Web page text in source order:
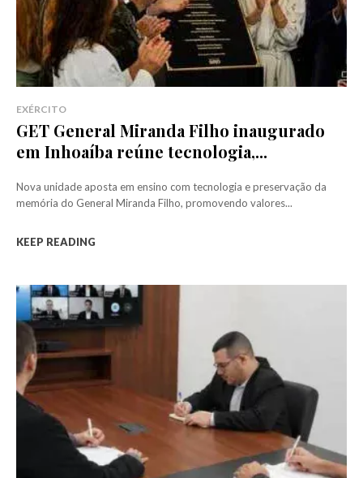
EXÉRCITO
GET General Miranda Filho inaugurado
em Inhoaíba reúne tecnologia,...
Nova unidade aposta em ensino com tecnologia e preservação da
memória do General Miranda Filho, promovendo valores...
KEEP READING